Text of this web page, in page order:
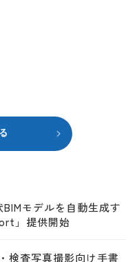
モデルを自動生成す
」提供開始
検査写真撮影向け手書